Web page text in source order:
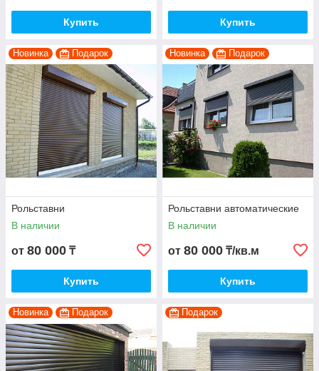
Купить Купить
Новинка Подарок
Рольставни
В наличии
от 80 000 ₸
Купить
Новинка Подарок
Рольставни автоматические
В наличии
от 80 000 ₸/кв.м
Купить
Новинка Подарок Подарок